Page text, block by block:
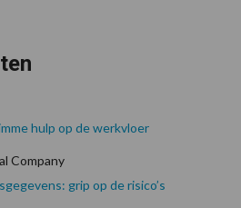
hulp op de werkvloer
Company
grip op de risico’s